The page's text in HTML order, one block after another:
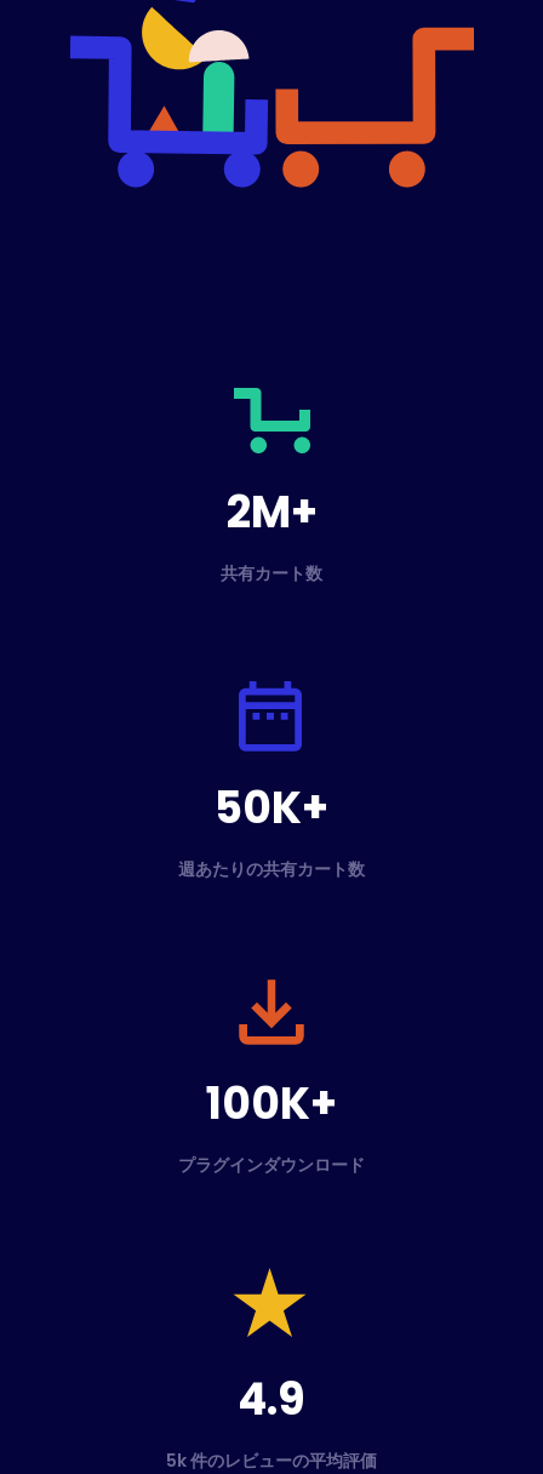
2M+
共有カート数
50K+
週あたりの共有カート数
100K+
プラグインダウンロード
4.9
5k 件のレビューの平均評価